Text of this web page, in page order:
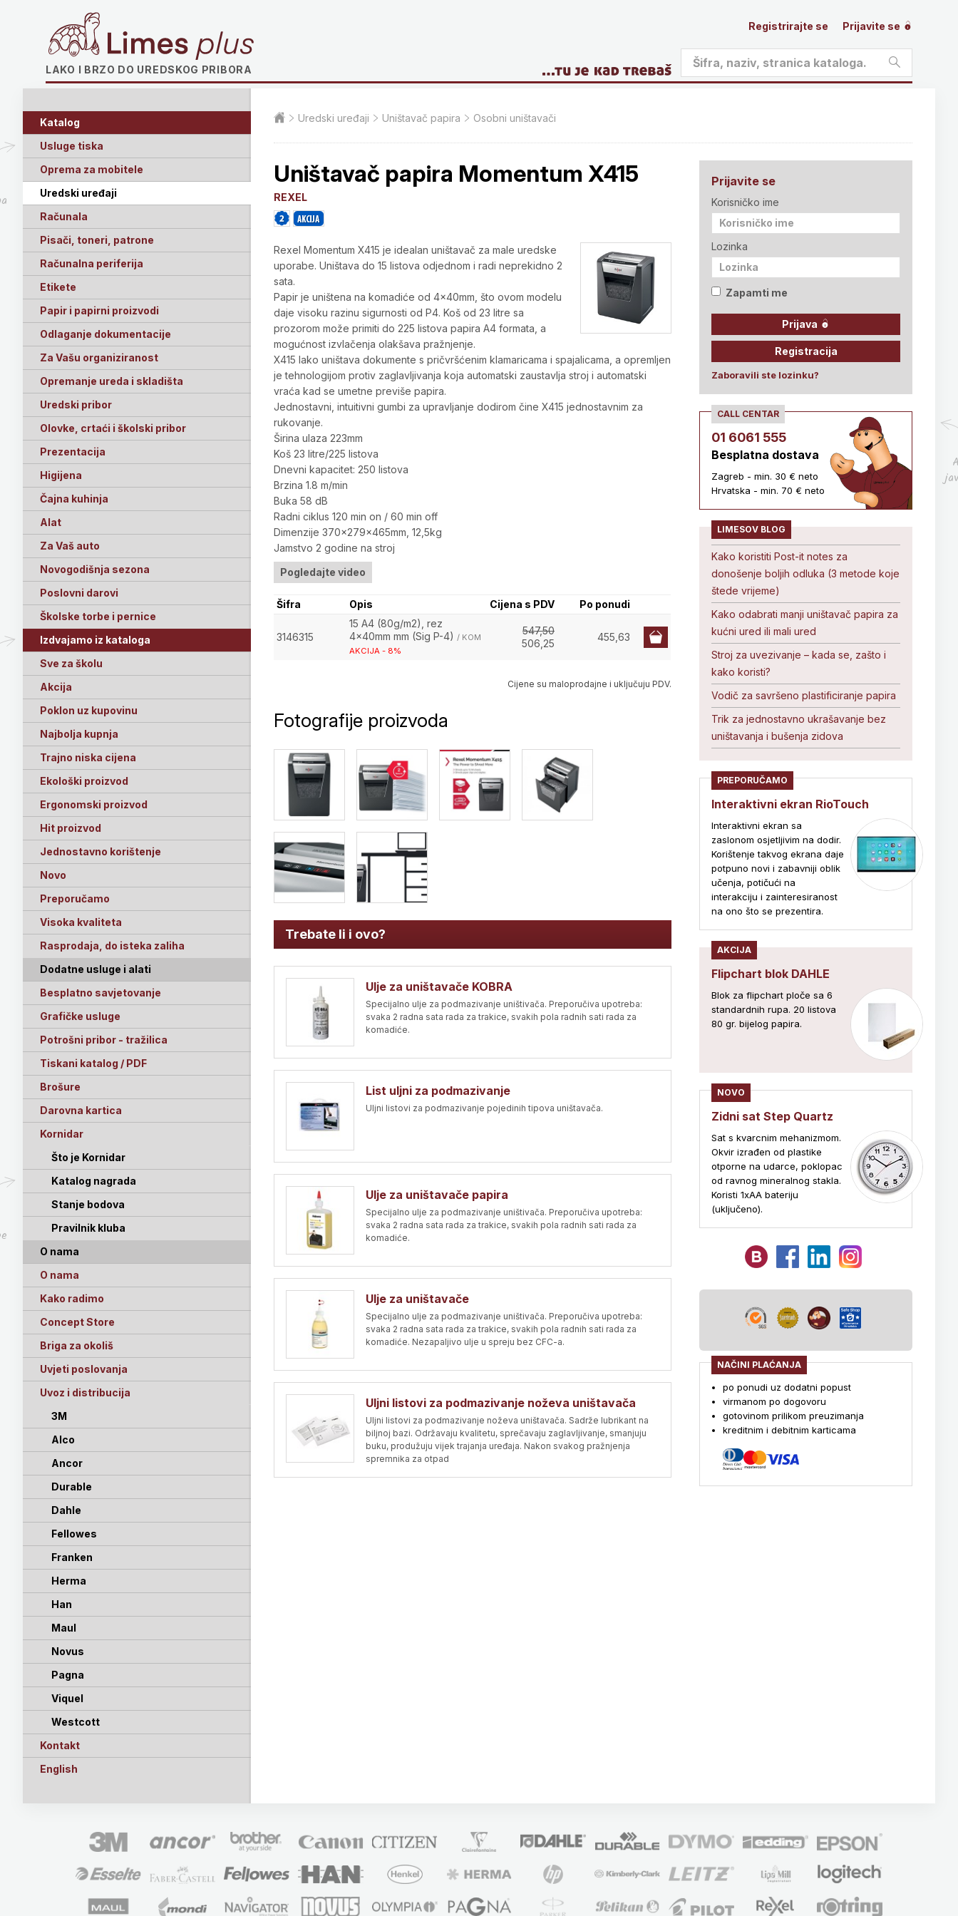
LAKO I BRZO DO UREDSKOG PRIBORA
Registrirajte se Prijavite se
Katalog
Usluge tiska
Oprema za mobitele
Uredski uređaji
Računala
Pisači, toneri, patrone
Računalna periferija
Etikete
Papir i papirni proizvodi
Odlaganje dokumentacije
Za Vašu organiziranost
Opremanje ureda i skladišta
Uredski pribor
Olovke, crtaći i školski pribor
Prezentacija
Higijena
Čajna kuhinja
Alat
Za Vaš auto
Novogodišnja sezona
Poslovni darovi
Školske torbe i pernice
Izdvajamo iz kataloga
Sve za školu
Akcija
Poklon uz kupovinu
Najbolja kupnja
Trajno niska cijena
Ekološki proizvod
Ergonomski proizvod
Hit proizvod
Jednostavno korištenje
Novo
Preporučamo
Visoka kvaliteta
Rasprodaja, do isteka zaliha
Dodatne usluge i alati
Besplatno savjetovanje
Grafičke usluge
Potrošni pribor - tražilica
Tiskani katalog / PDF
Brošure
Darovna kartica
Kornidar
Što je Kornidar
Katalog nagrada
Stanje bodova
Pravilnik kluba
O nama
O nama
Kako radimo
Concept Store
Briga za okoliš
Uvjeti poslovanja
Uvoz i distribucija
3M
Alco
Ancor
Durable
Dahle
Fellowes
Franken
Herma
Han
Maul
Novus
Pagna
Viquel
Westcott
Kontakt
English
Uredski uređaji Uništavač papira Osobni uništavači
Uništavač papira Momentum X415
REXEL
Rexel Momentum X415 je idealan uništavač za male uredske
uporabe. Uništava do 15 listova odjednom i radi neprekidno 2
sata.
Papir je uništena na komadiće od 4x40mm, što ovom modelu
daje visoku razinu sigurnosti od P4. Koš od 23 litre sa
prozorom može primiti do 225 listova papira A4 formata, a
mogućnost izvlačenja olakšava pražnjenje.
X415 lako uništava dokumente s pričvršćenim klamaricama i spajalicama, a opremljen
je tehnologijom protiv zaglavljivanja koja automatski zaustavlja stroj i automatski
vraća kad se umetne previše papira.
Jednostavni, intuitivni gumbi za upravljanje dodirom čine X415 jednostavnim za
rukovanje.
Širina ulaza 223mm
Koš 23 litre/225 listova
Dnevni kapacitet: 250 listova
Brzina 1.8 m/min
Buka 58 dB
Radni ciklus 120 min on / 60 min off
Dimenzije 370x279x465mm, 12,5kg
Jamstvo 2 godine na stroj
Pogledajte video
Šifra Opis Cijena s PDV Po ponudi
3146315
15 A4 (80g/m2), rez
4x40mm mm (Sig P-4) / KOM
AKCIJA - 8%
547,50
506,25
455,63
Cijene su maloprodajne i uključuju PDV.
Fotografije proizvoda
Trebate li i ovo?
Ulje za uništavače KOBRA
Specijalno ulje za podmazivanje uništivača. Preporučiva upotreba:
svaka 2 radna sata rada za trakice, svakih pola radnih sati rada za
komadiće.
List uljni za podmazivanje
Uljni listovi za podmazivanje pojedinih tipova uništavača.
Ulje za uništavače papira
Specijalno ulje za podmazivanje uništivača. Preporučiva upotreba:
svaka 2 radna sata rada za trakice, svakih pola radnih sati rada za
komadiće.
Ulje za uništavače
Specijalno ulje za podmazivanje uništivača. Preporučiva upotreba:
svaka 2 radna sata rada za trakice, svakih pola radnih sati rada za
komadiće. Nezapaljivo ulje u spreju bez CFC-a.
Uljni listovi za podmazivanje noževa uništavača
Uljni listovi za podmazivanje noževa uništavača. Sadrže lubrikant na
biljnoj bazi. Održavaju kvalitetu, sprečavaju zaglavljivanje, smanjuju
buku, produžuju vijek trajanja uređaja. Nakon svakog pražnjenja
spremnika za otpad
Prijavite se
Korisničko ime
Lozinka
Zapamti me
Prijava
Registracija
Zaboravili ste lozinku?
CALL CENTAR
01 6061 555
Besplatna dostava
Zagreb - min. 30 € neto
Hrvatska - min. 70 € neto
LIMESOV BLOG
Kako koristiti Post-it notes za
donošenje boljih odluka (3 metode koje
štede vrijeme)
Kako odabrati manji uništavač papira za
kućni ured ili mali ured
Stroj za uvezivanje – kada se, zašto i
kako koristi?
Vodič za savršeno plastificiranje papira
Trik za jednostavno ukrašavanje bez
uništavanja i bušenja zidova
PREPORUČAMO
Interaktivni ekran RioTouch
Interaktivni ekran sa
zaslonom osjetljivim na dodir.
Korištenje takvog ekrana daje
potpuno novi i zabavniji oblik
učenja, potičući na
interakciju i zainteresiranost
na ono što se prezentira.
AKCIJA
Flipchart blok DAHLE
Blok za flipchart ploče sa 6
standardnih rupa. 20 listova
80 gr. bijelog papira.
NOVO
Zidni sat Step Quartz
Sat s kvarcnim mehanizmom.
Okvir izrađen od plastike
otporne na udarce, poklopac
od ravnog mineralnog stakla.
Koristi 1xAA bateriju
(uključeno).
NAČINI PLAĆANJA
po ponudi uz dodatni popust
virmanom po dogovoru
gotovinom prilikom preuzimanja
kreditnim i debitnim karticama